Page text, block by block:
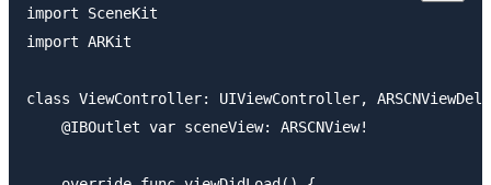
import SceneKit
import ARKit
class ViewController: UIViewController,
@IBOutlet var sceneView: ARSCNView!